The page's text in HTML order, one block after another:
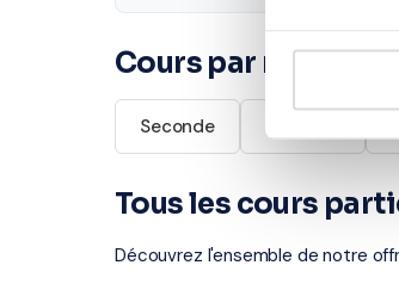
Cours par niveau
Seconde
Tous les cours
Découvrez l'ensemble de notre